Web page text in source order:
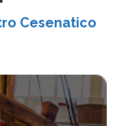
Cesenatico